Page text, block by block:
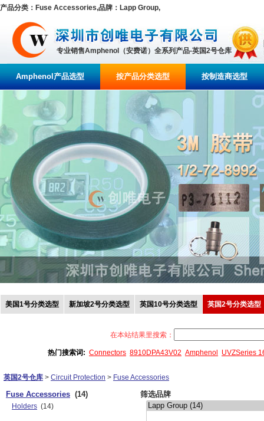
产品分类：Fuse Accessories,品牌：Lapp Group,
专业销售Amphenol（安费诺）全系列产品-英国2号仓库
Amphenol产品选型 按产品分类选型 按制造商选型
美国1号分类选型 新加坡2号分类选型 英国10号分类选型 英国2号分类选型
在本站结果里搜索：
热门搜索词: Connectors 8910DPA43V02 Amphenol UVZSeries
英国2号仓库 > Circuit Protection > Fuse Accessories
Fuse Accessories (14)
Holders (14)
筛选品牌